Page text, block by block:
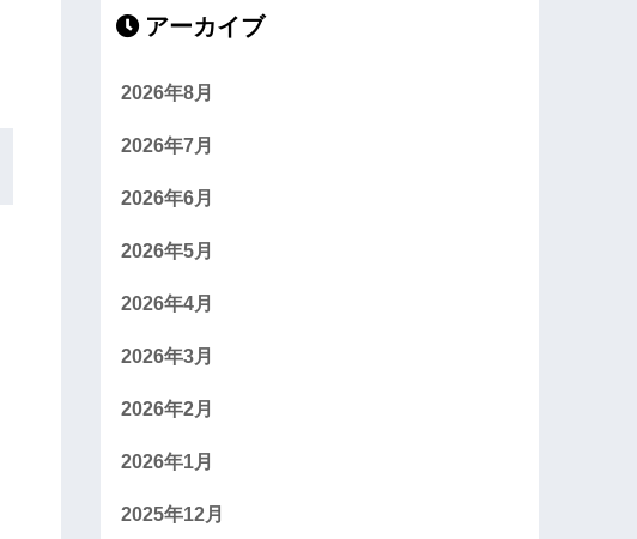
アーカイブ
2026年8月
2026年7月
2026年6月
2026年5月
2026年4月
2026年3月
2026年2月
2026年1月
2025年12月